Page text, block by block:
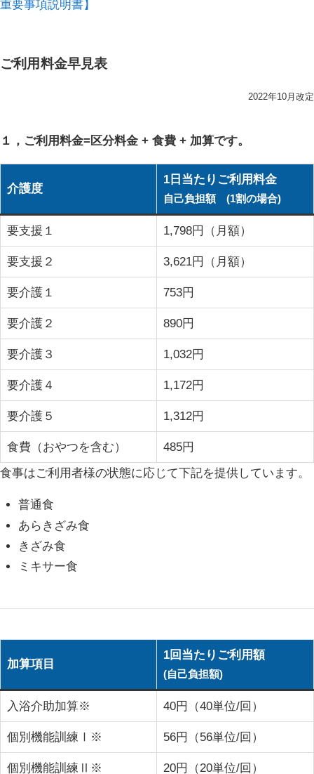
重要事項説明書】
ご利用料金早見表
2022年10月改定
１，ご利用料金=区分料金 + 食費 + 加算です。
介護度
1日当たりご利用料金
自己負担額 (1割の場合)
要支援１ 1,798円（月額）
要支援２ 3,621円（月額）
要介護１ 753円
要介護２ 890円
要介護３ 1,032円
要介護４ 1,172円
要介護５ 1,312円
食費（おやつを含む）
485円
食事はご利用者様の状態に応じて下記を提供しています。
普通食
あらきざみ食
きざみ食
ミキサー食
加算項目
1回当たりご利用額
(自己負担額)
入浴介助加算※ 40円（40単位/回）
個別機能訓練Ⅰ※ 56円（56単位/回）
個別機能訓練Ⅱ※ 20円（20単位/回）